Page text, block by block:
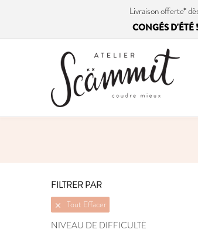
Livraisonofferte*
CONGÉS D'ÉTÉ !
FILTRER PAR
 Tout Effacer
NIVEAU DE DIFFICULTÉ